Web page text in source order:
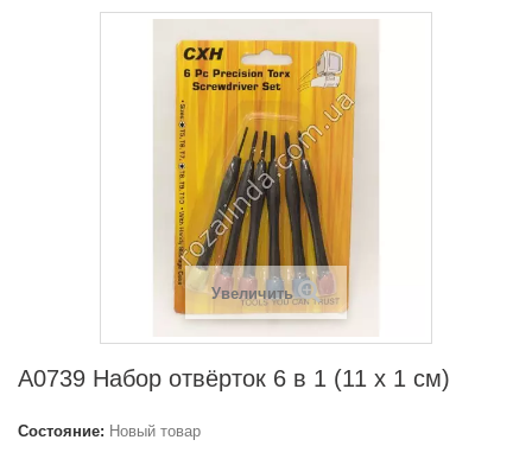
Увеличить
А0739 Набор отвёрток 6 в 1 (11 х 1 см)
Состояние: Новый товар